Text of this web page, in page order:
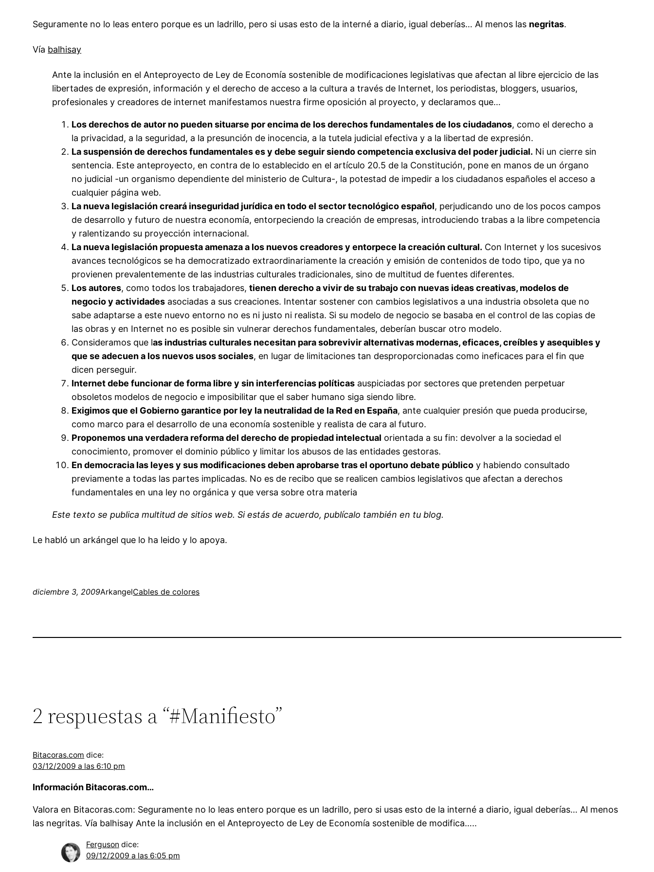
Seguramente no lo leas entero porque es un ladrillo, pero si usas esto de la interné a diario, igual deberías… Al menos las negritas.
Vía balhisay
Ante la inclusión en el Anteproyecto de Ley de Economía sostenible de modificaciones legislativas que afectan al libre ejercicio de las
libertades de expresión, información y el derecho de acceso a la cultura a través de Internet, los periodistas, bloggers, usuarios,
profesionales y creadores de internet manifestamos nuestra firme oposición al proyecto, y declaramos que…
Los derechos de autor no pueden situarse por encima de los derechos fundamentales de los ciudadanos, como el derecho a
la privacidad, a la seguridad, a la presunción de inocencia, a la tutela judicial efectiva y a la libertad de expresión.
La suspensión de derechos fundamentales es y debe seguir siendo competencia exclusiva del poder judicial. Ni un cierre sin
sentencia. Este anteproyecto, en contra de lo establecido en el artículo 20.5 de la Constitución, pone en manos de un órgano
no judicial -un organismo dependiente del ministerio de Cultura-, la potestad de impedir a los ciudadanos españoles el acceso a
cualquier página web.
La nueva legislación creará inseguridad jurídica en todo el sector tecnológico español, perjudicando uno de los pocos campos
de desarrollo y futuro de nuestra economía, entorpeciendo la creación de empresas, introduciendo trabas a la libre competencia
y ralentizando su proyección internacional.
La nueva legislación propuesta amenaza a los nuevos creadores y entorpece la creación cultural. Con Internet y los sucesivos
avances tecnológicos se ha democratizado extraordinariamente la creación y emisión de contenidos de todo tipo, que ya no
provienen prevalentemente de las industrias culturales tradicionales, sino de multitud de fuentes diferentes.
Los autores, como todos los trabajadores,tienen derecho a vivir de su trabajo con nuevas ideas creativas, modelos de
negocio y actividades asociadas a sus creaciones. Intentar sostener con cambios legislativos a una industria obsoleta que no
sabe adaptarse a este nuevo entorno no es ni justo ni realista. Si su modelo de negocio se basaba en el control de las copias de
las obras y en Internet no es posible sin vulnerar derechos fundamentales, deberían buscar otro modelo.
Consideramos que las industrias culturales necesitan para sobrevivir alternativas modernas, eficaces, creíbles y asequibles y
que se adecuen a los nuevos usos sociales, en lugar de limitaciones tan desproporcionadas como ineficaces para el fin que
dicen perseguir.
Internet debe funcionar de forma libre y sin interferencias políticas auspiciadas por sectores que pretenden perpetuar
obsoletos modelos de negocio e imposibilitar que el saber humano siga siendo libre.
Exigimos que el Gobierno garantice por ley la neutralidad de la Red en España, ante cualquier presión que pueda producirse,
como marco para el desarrollo de una economía sostenible y realista de cara al futuro.
Proponemos una verdadera reforma del derecho de propiedad intelectual orientada a su fin: devolver a la sociedad el
conocimiento, promover el dominio público y limitar los abusos de las entidades gestoras.
En democracia las leyes y sus modificaciones deben aprobarse tras el oportuno debate público y habiendo consultado
previamente a todas las partes implicadas. No es de recibo que se realicen cambios legislativos que afectan a derechos
fundamentales en una ley no orgánica y que versa sobre otra materia
Este texto se publica multitud de sitios web. Si estás de acuerdo, publícalo también en tu blog.
Le habló un arkángel que lo ha leido y lo apoya.
diciembre 3, 2009ArkangelCables de colores
2 respuestas a “#Manifiesto”
Bitacoras.com dice:
03/12/2009 a las 6:10 pm
Información Bitacoras.com…
Valora en Bitacoras.com: Seguramente no lo leas entero porque es un ladrillo, pero si usas esto de la interné a diario, igual deberías… Al menos
las negritas. Vía balhisay Ante la inclusión en el Anteproyecto de Ley de Economía sostenible de modifica…..
Ferguson dice:
09/12/2009 a las 6:05 pm